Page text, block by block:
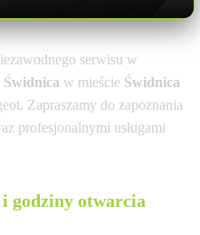
serwisu w
w mieście Świdnica
Zapraszamy do zapoznania
profesjonalnymi usługami
godziny otwarcia